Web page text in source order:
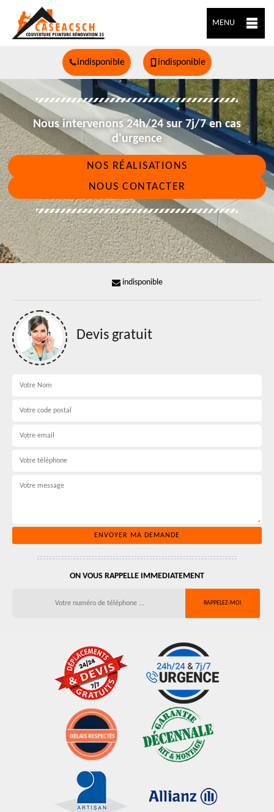
MENU
indisponible indisponible
Nous intervenons 24h/24 sur 7j/7 en cas
d'urgence
NOS RÉALISATIONS
NOUS CONTACTER
indisponible
Devis gratuit
ON VOUS RAPPELLE IMMEDIATEMENT